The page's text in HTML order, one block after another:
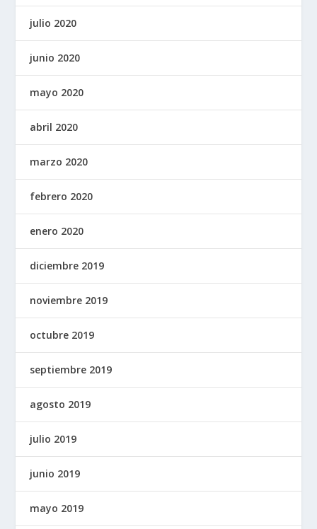
julio 2020
junio 2020
mayo 2020
abril 2020
marzo 2020
febrero 2020
enero 2020
diciembre 2019
noviembre 2019
octubre 2019
septiembre 2019
agosto 2019
julio 2019
junio 2019
mayo 2019